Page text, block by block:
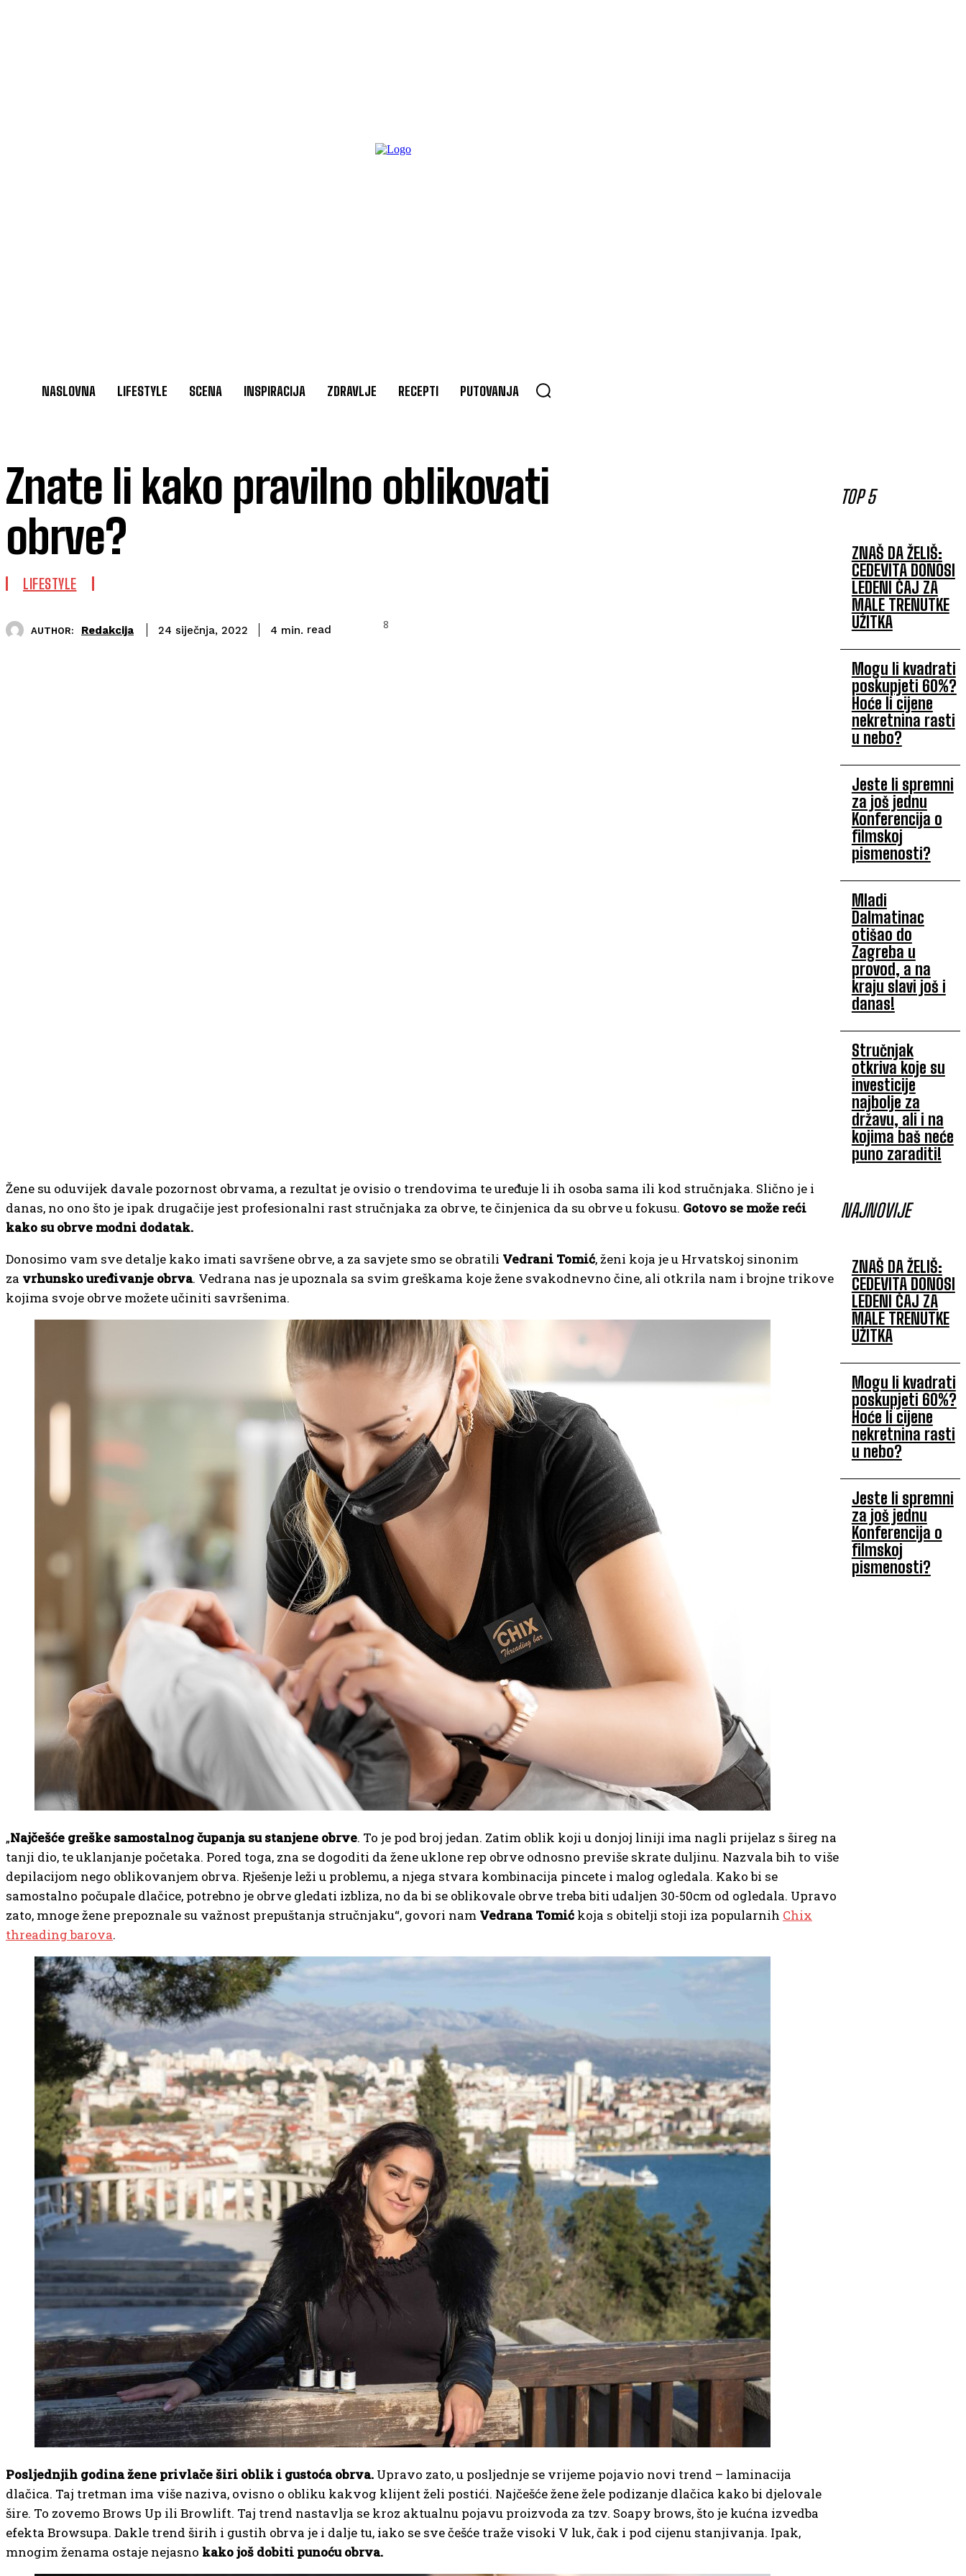
NASLOVNA LIFESTYLE SCENA INSPIRACIJA ZDRAVLJE RECEPTI PUTOVANJA
Znate li kako pravilno oblikovati
obrve?
LIFESTYLE
AUTHOR: Redakcija 24 siječnja, 2022 4 min. read 8
Žene su oduvijek davale pozornost obrvama, a rezultat je ovisio o trendovima te uređuje li ih osoba sama ili kod stručnjaka. Slično je i
danas, no ono što je ipak drugačije jest profesionalni rast stručnjaka za obrve, te činjenica da su obrve u fokusu. Gotovo se može reći
kako su obrve modni dodatak.
Donosimo vam sve detalje kako imati savršene obrve, a za savjete smo se obratili Vedrani Tomić, ženi koja je u Hrvatskoj sinonim
za vrhunsko uređivanje obrva. Vedrana nas je upoznala sa svim greškama koje žene svakodnevno čine, ali otkrila nam i brojne trikove
kojima svoje obrve možete učiniti savršenima.
„Najčešće greške samostalnog čupanja su stanjene obrve. To je pod broj jedan. Zatim oblik koji u donjoj liniji ima nagli prijelaz s šireg na
tanji dio, te uklanjanje početaka. Pored toga, zna se dogoditi da žene uklone rep obrve odnosno previše skrate duljinu. Nazvala bih to više
depilacijom nego oblikovanjem obrva. Rješenje leži u problemu, a njega stvara kombinacija pincete i malog ogledala. Kako bi se
samostalno počupale dlačice, potrebno je obrve gledati izbliza, no da bi se oblikovale obrve treba biti udaljen 30-50cm od ogledala. Upravo
zato, mnoge žene prepoznale su važnost prepuštanja stručnjaku“, govori nam Vedrana Tomić koja s obitelji stoji iza popularnih Chix
threading barova.
Posljednjih godina žene privlače širi oblik i gustoća obrva. Upravo zato, u posljednje se vrijeme pojavio novi trend – laminacija
dlačica. Taj tretman ima više naziva, ovisno o obliku kakvog klijent želi postići. Najčešće žene žele podizanje dlačica kako bi djelovale
šire. To zovemo Brows Up ili Browlift. Taj trend nastavlja se kroz aktualnu pojavu proizvoda za tzv. Soapy brows, što je kućna izvedba
efekta Browsupa. Dakle trend širih i gustih obrva je i dalje tu, iako se sve češće traže visoki V luk, čak i pod cijenu stanjivanja. Ipak,
mnogim ženama ostaje nejasno kako još dobiti punoću obrva.
TOP 5
ZNAŠ DA ŽELIŠ:
CEDEVITA DONOSI
LEDENI ČAJ ZA
MALE TRENUTKE
UŽITKA
Mogu li kvadrati
poskupjeti 60%?
Hoće li cijene
nekretnina rasti
u nebo?
Jeste li spremni
za još jednu
Konferencija o
filmskoj
pismenosti?
Mladi
Dalmatinac
otišao do
Zagreba u
provod, a na
kraju slavi još i
danas!
Stručnjak
otkriva koje su
investicije
najbolje za
državu, ali i na
kojima baš neće
puno zaraditi!
NAJNOVIJE
ZNAŠ DA ŽELIŠ:
CEDEVITA DONOSI
LEDENI ČAJ ZA
MALE TRENUTKE
UŽITKA
Mogu li kvadrati
poskupjeti 60%?
Hoće li cijene
nekretnina rasti
u nebo?
Jeste li spremni
za još jednu
Konferencija o
filmskoj
pismenosti?